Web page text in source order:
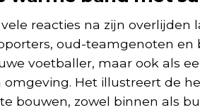
vele reacties na zijn overlijden
oud-teamgenoten
voetballer, maar ook als
omgeving. Het illustreert de
bouwen, zowel binnen als